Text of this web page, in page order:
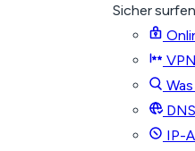
Sicher surfen
IP-